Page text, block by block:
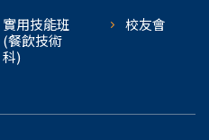
實用技能班
(餐飲技術
科)
校友會